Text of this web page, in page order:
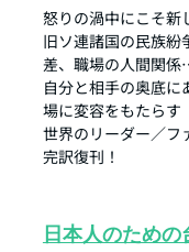
怒りの渦中にこそ新
旧ソ連諸国の民族紛
差、職場の人間関係
自分と相手の奥底に
場に変容をもたらす
世界のリーダー／フ
完訳復刊！
日本人のための